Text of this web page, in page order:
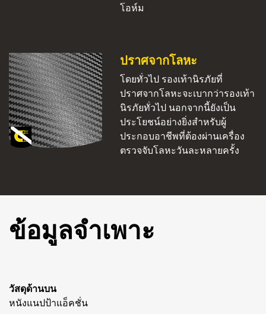
โอห์ม
ปราศจากโลหะ
โดยทั่วไป รองเท้านิรภัยที่
ปราศจากโลหะจะเบากว่ารองเท้า
นิรภัยทั่วไป นอกจากนี้ยังเป็น
ประโยชน์อย่างยิ่งสำหรับผู้
ประกอบอาชีพที่ต้องผ่านเครื่อง
ตรวจจับโลหะวันละหลายครั้ง
ข้อมูลจำเพาะ
วัสดุด้านบน
หนังแนปป้าแอ็คชั่น